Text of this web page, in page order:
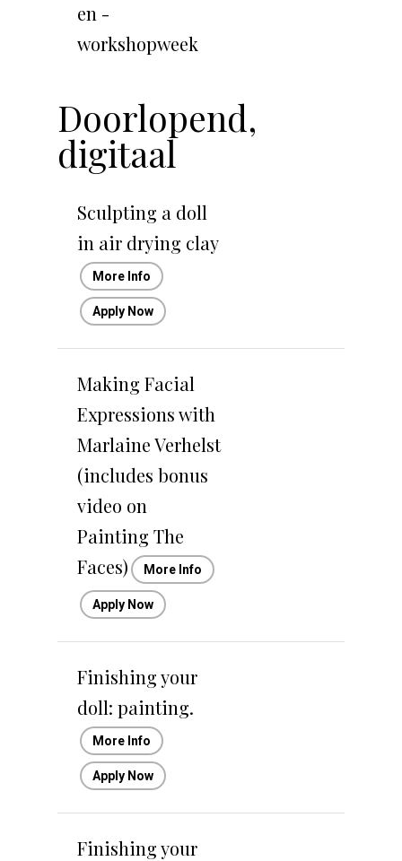
en -
workshopweek
Doorlopend,
digitaal
Sculpting a doll
in air drying clay
More Info
Apply Now
Making Facial
Expressions with
Marlaine Verhelst
(includes bonus
video on
Painting The
Faces)
More Info
Apply Now
Finishing your
doll: painting.
More Info
Apply Now
Finishing your